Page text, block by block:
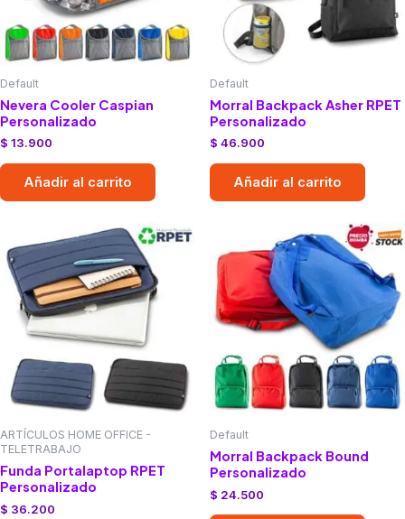
Default
Nevera Cooler Caspian
Personalizado
$ 13.900
Añadir al carrito
Default
Morral Backpack Asher RPET
Personalizado
$ 46.900
Añadir al carrito
ARTÍCULOS HOME OFFICE -
TELETRABAJO
Funda Portalaptop RPET
Personalizado
$ 36.200
Default
Morral Backpack Bound
Personalizado
$ 24.500